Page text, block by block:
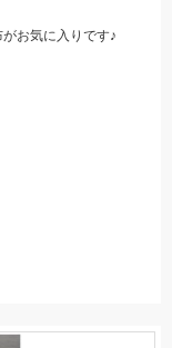
お気に入りです♪